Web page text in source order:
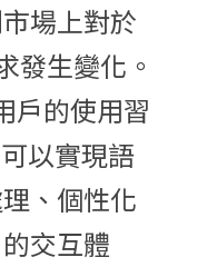
場上對於
發生變化。
戶的使用習
以實現語
、個性化
交互體